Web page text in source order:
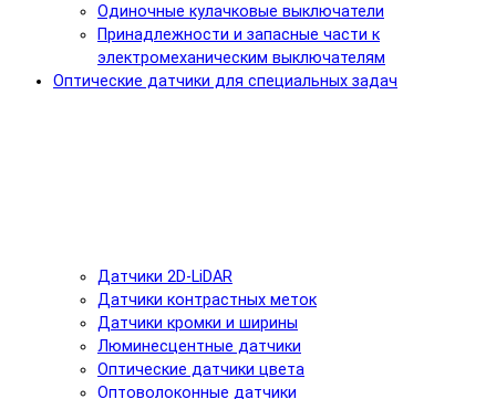
Одиночные кулачковые выключатели
Принадлежности и запасные части к
электромеханическим выключателям
Оптические датчики для специальных задач
Датчики 2D-LiDAR
Датчики контрастных меток
Датчики кромки и ширины
Люминесцентные датчики
Оптические датчики цвета
Оптоволоконные датчики